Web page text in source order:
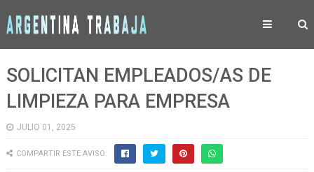
SOLICITAN EMPLEADOS/AS DE
LIMPIEZA PARA EMPRESA
JULIO 01, 2025
COMPARTIR ESTE AVISO: